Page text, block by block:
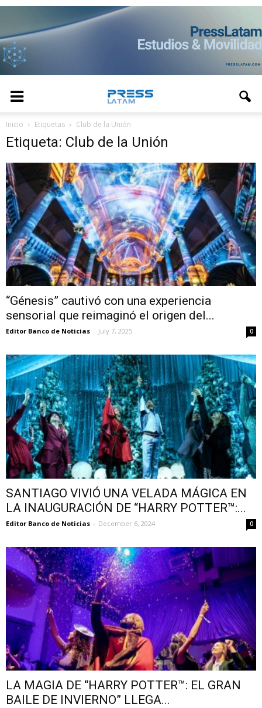
Inicio Etiquetas Club de la Unión
Etiqueta: Club de la Unión
“Génesis” cautivó con una experiencia
sensorial que reimaginó el origen del...
Editor Banco de Noticias - July 7, 2025 0
SANTIAGO VIVIÓ UNA VELADA MÁGICA EN
LA INAUGURACIÓN DE “HARRY POTTER™:...
Editor Banco de Noticias - December 6, 2024 0
LA MAGIA DE “HARRY POTTER™: EL GRAN
BAILE DE INVIERNO” LLEGA...